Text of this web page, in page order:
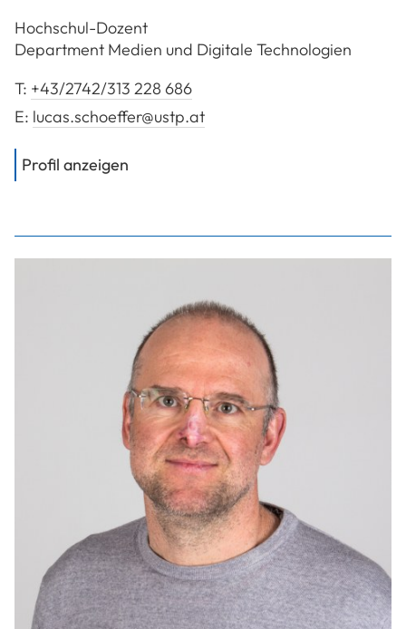
Hochschul-Dozent
Department Medien und Digitale Technologien
T: +43/2742/313 228 686
E: lucas.schoeffer@ustp.at
Profil anzeigen